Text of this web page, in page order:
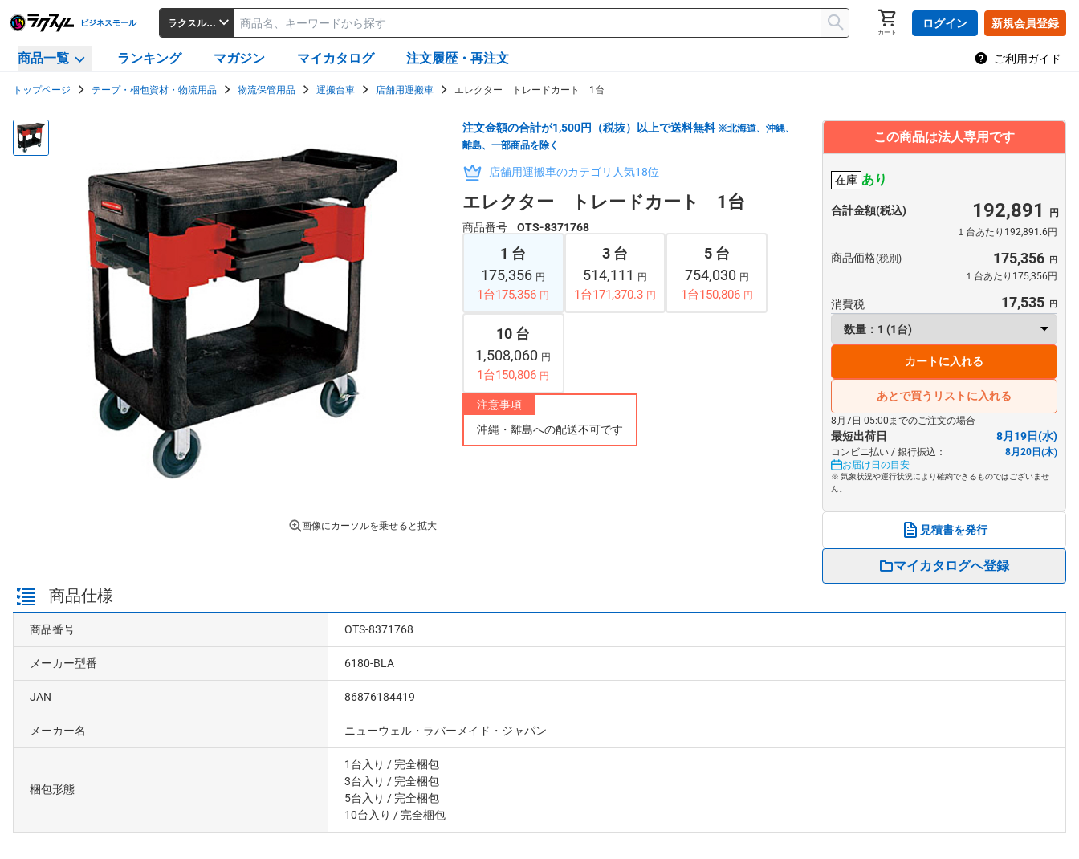
ビジネスモール ラクスルビジネスモール
カート
ログイン 新規会員登録
商品一覧 ランキング マガジン マイカタログ 注文履歴・再注文 ご利用ガイド
トップページ テープ・梱包資材・物流用品 物流保管用品 運搬台車 店舗用運搬車 エレクター トレードカート 1台
画像にカーソルを乗せると拡大
注文金額の合計が1,500円（税抜）以上で送料無料 ※北海道、沖縄、
離島、一部商品を除く
店舗用運搬車のカテゴリ人気18位
エレクター トレードカート 1台
商品番号 OTS-8371768
1 台
175,356 円
1台175,356 円
3 台
514,111 円
1台171,370.3 円
5 台
754,030 円
1台150,806 円
10 台
1,508,060 円
1台150,806 円
注意事項
沖縄・離島への配送不可です
この商品は法人専用です
在庫 あり
合計金額(税込) 192,891
１台あたり192,891.6円
商品価格(税別) 175,356
１台あたり175,356円
消費税 17,535
カートに入れる
あとで買うリストに入れる
8月7日 05:00までのご注文の場合
最短出荷日 8月19日(水)
コンビニ払い / 銀行振込：
8月20日(木)
お届け日の目安
※ 気象状況や運行状況により確約できるものではございませ
ん。
見積書を発行
マイカタログへ登録
商品仕様
商品番号 OTS-8371768
メーカー型番 6180-BLA
JAN 86876184419
メーカー名 ニューウェル・ラバーメイド・ジャパン
梱包形態
1台入り / 完全梱包
3台入り / 完全梱包
5台入り / 完全梱包
10台入り / 完全梱包